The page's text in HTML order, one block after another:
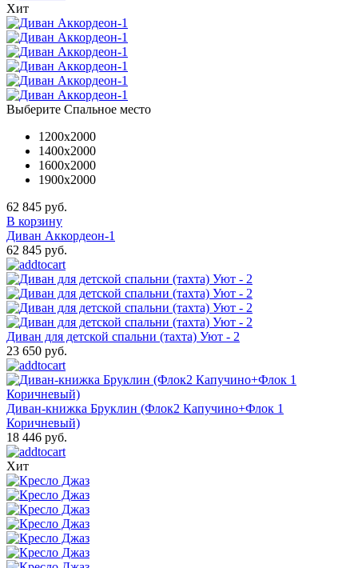
Хит
Выберите Спальное место
1200x2000
1400x2000
1600х2000
1900x2000
62 845 руб.
В корзину
Диван Аккордеон-1
62 845 руб.
Диван для детской спальни (тахта) Уют - 2
23 650 руб.
Диван-книжка Бруклин (Флок2 Капучино+Флок 1
Коричневый)
18 446 руб.
Хит